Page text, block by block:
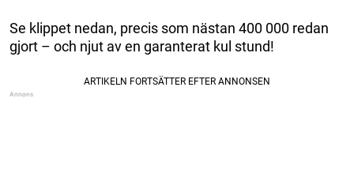
Se klippet nedan, precis som nästan 400 000 redan
gjort – och njut av en garanterat kul stund!